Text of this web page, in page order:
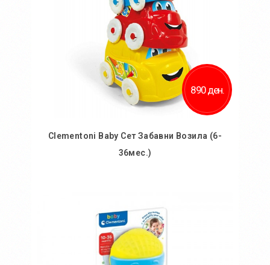
890 ден.
Clementoni Baby Сет Забавни Возила (6-
36мес.)
Додај во желби
Додај за споредба